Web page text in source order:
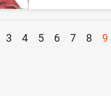
3 4 5 6 7 8 9